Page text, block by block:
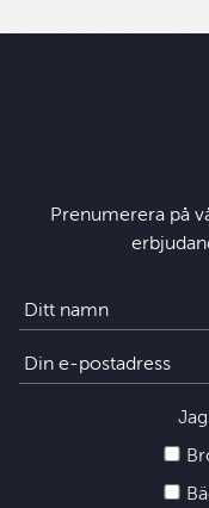
Prenumerera på